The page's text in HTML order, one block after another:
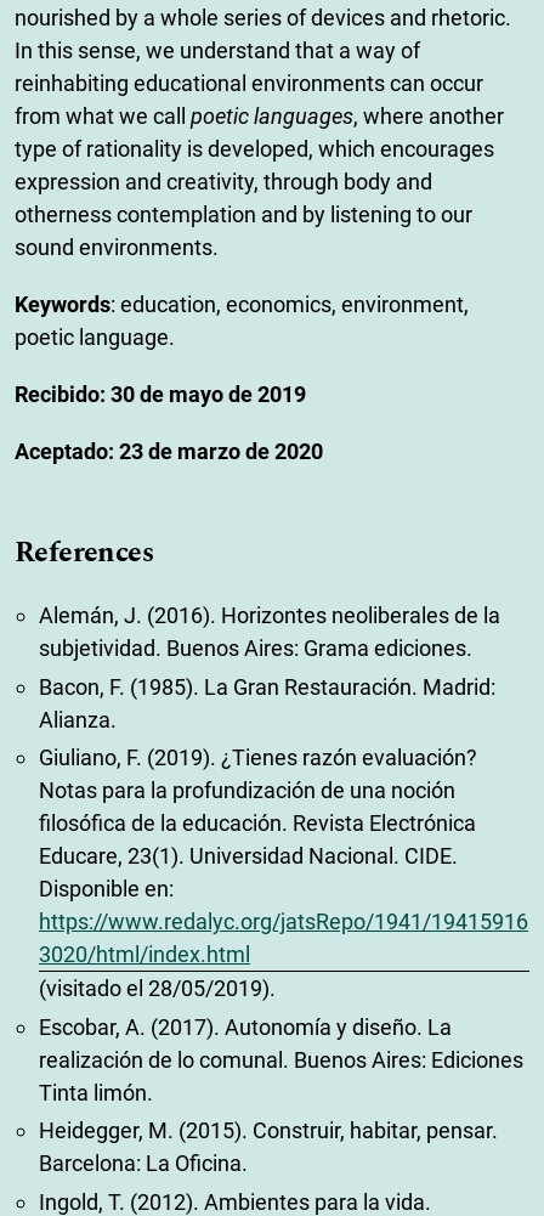
nourished by a whole series of devices and rhetoric.
In this sense, we understand that a way of
reinhabiting educational environments can occur
from what we call poetic languages, where another
type of rationality is developed, which encourages
expression and creativity, through body and
otherness contemplation and by listening to our
sound environments.
Keywords: education, economics, environment,
poetic language.
Recibido: 30 de mayo de 2019
Aceptado: 23 de marzo de 2020
References
Alemán, J. (2016). Horizontes neoliberales de la
subjetividad. Buenos Aires: Grama ediciones.
Bacon, F. (1985). La Gran Restauración. Madrid:
Alianza.
Giuliano, F. (2019). ¿Tienes razón evaluación?
Notas para la profundización de una noción
filosófica de la educación. Revista Electrónica
Educare, 23(1). Universidad Nacional. CIDE.
Disponible en:
https://www.redalyc.org/jatsRepo/1941/19415916
3020/html/index.html
(visitado el 28/05/2019).
Escobar, A. (2017). Autonomía y diseño. La
realización de lo comunal. Buenos Aires: Ediciones
Tinta limón.
Heidegger, M. (2015). Construir, habitar, pensar.
Barcelona: La Oficina.
Ingold, T. (2012). Ambientes para la vida.